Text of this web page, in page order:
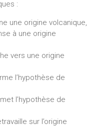
:
une origine volcanique,
à une origine
vers une origine
l’hypothèse de
l’hypothèse de
sur l’origine